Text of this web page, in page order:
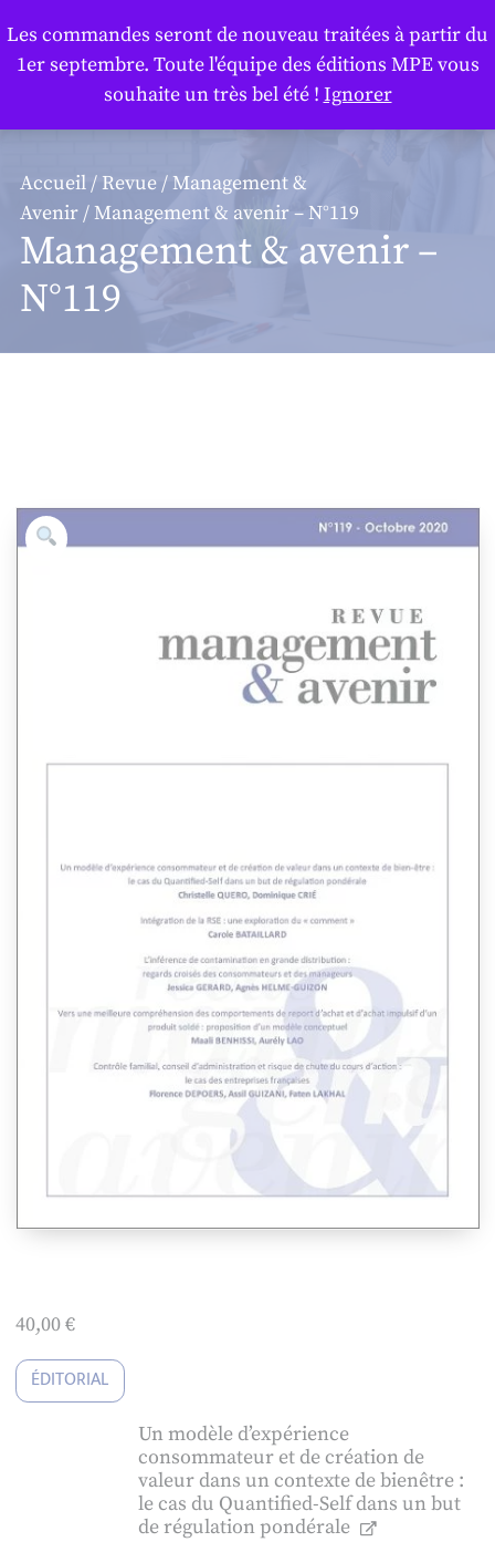
Accueil/ Revue/Management &
Avenir/ Management & avenir – N°119
Management & avenir –
N°119
40,00€
ÉDITORIAL
Un modèle d’expérience
consommateur et de création de
valeur dans un contexte de bienêtre :
le cas du Quantified-Self dans un but
de régulation pondérale
Les commandes seront de nouveau traitées à partir du
1er septembre. Toute l'équipe des éditions MPE vous
souhaite un très bel été ! Ignorer